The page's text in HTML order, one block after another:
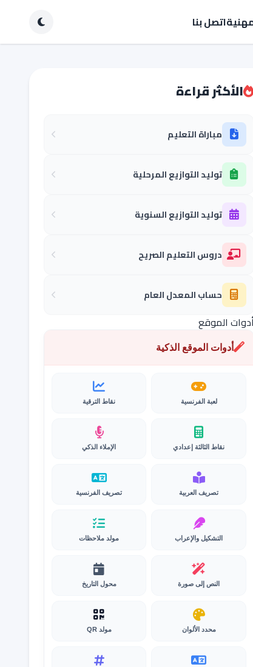
اتصل بنا
الأكثر قراءة
مباراة التعليم
توليد التوازيع المرحلية
توليد التوازيع السنوية
دروس التعليم الصريح
حساب المعدل العام
أدوات الموقع
أدوات الموقع الذكية
لعبة الفرنسية نقاط الترقية
نقاط الثالثة إعدادي الإملاء الذكي
تصريف العربية تصريف الفرنسية
التشكيل والإعراب مولد ملاحظات
النص إلى صورة محول التاريخ
محدد الألوان مولد QR